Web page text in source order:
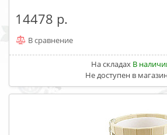
14478
В сравнение
На складах В
Не доступен в